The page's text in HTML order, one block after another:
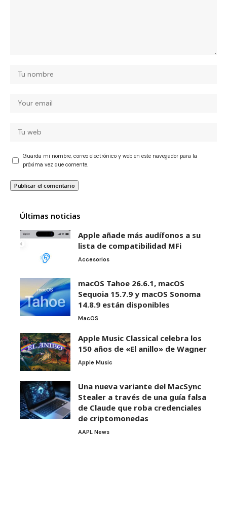
Guarda mi nombre, correo electrónico y web en este navegador para la
próxima vez que comente.
Últimas noticias
Apple añade más audífonos a su
lista de compatibilidad MFi
Accesorios
macOS Tahoe 26.6.1, macOS
Sequoia 15.7.9 y macOS Sonoma
14.8.9 están disponibles
MacOS
Apple Music Classical celebra los
150 años de «El anillo» de Wagner
Apple Music
Una nueva variante del MacSync
Stealer a través de una guía falsa
de Claude que roba credenciales
de criptomonedas
AAPL News